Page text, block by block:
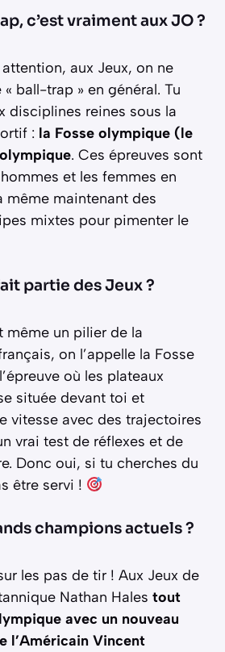
c’est vraiment aux JO ?
aux Jeux, on ne
ball-trap » en général. Tu
disciplines reines sous la
: la Fosse olympique (le
. Ces épreuves sont
et les femmes en
même maintenant des
mixtes pour pimenter le
partie des Jeux ?
même un pilier de la
on l’appelle la Fosse
où les plateaux
située devant toi et
vitesse avec des trajectoires
vrai test de réflexes et de
Donc oui, si tu cherches du
être servi !
champions actuels ?
les pas de tir ! Aux Jeux de
Nathan Hales tout
avec un nouveau
l’Américain Vincent